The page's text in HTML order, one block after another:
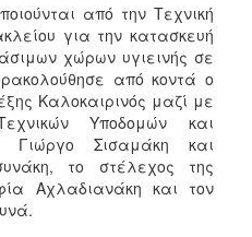
από την Τεχνική
για την κατασκευή
χώρων υγιεινής σε
από κοντά ο
Καλοκαιρινός μαζί με
Υποδομών και
Γιώργο Σισαμάκη και
το στέλεχος της
Αχλαδιανάκη και τον